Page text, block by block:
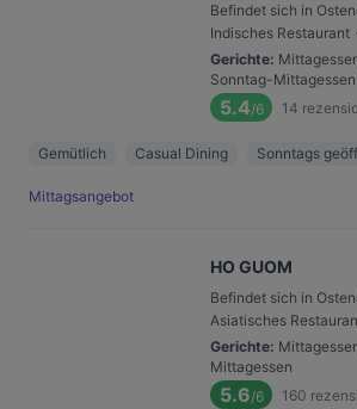
Befindet sich in
Indisches Restaurant
Gerichte:
Sonntag-Mittagessen
5.4/6 14
Gemütlich Casual Dining Sonntags
Mittagsangebot
HO GUOM
Befindet sich in
Asiatisches
Gerichte:
Mittagessen
5.6/6 160